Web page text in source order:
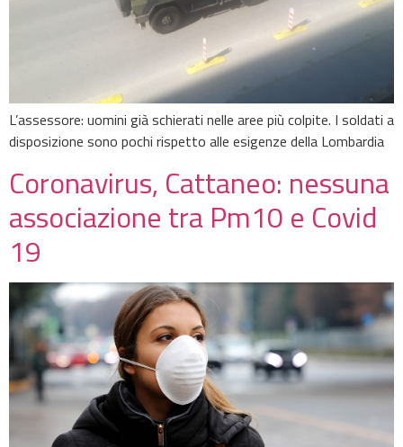
L’assessore: uomini già schierati nelle aree più colpite. I soldati a
disposizione sono pochi rispetto alle esigenze della Lombardia
Coronavirus, Cattaneo: nessuna
associazione tra Pm10 e Covid
19